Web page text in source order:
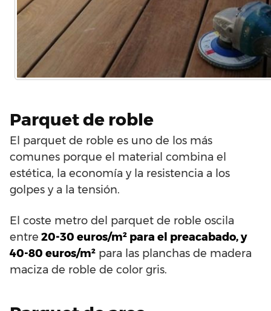
Parquet de roble
El parquet de roble es uno de los más
comunes porque el material combina el
estética, la economía y la resistencia a los
golpes y a la tensión.
El coste metro del parquet de roble oscila
entre 20-30 euros/m² para el preacabado, y
40-80 euros/m² para las planchas de madera
maciza de roble de color gris.